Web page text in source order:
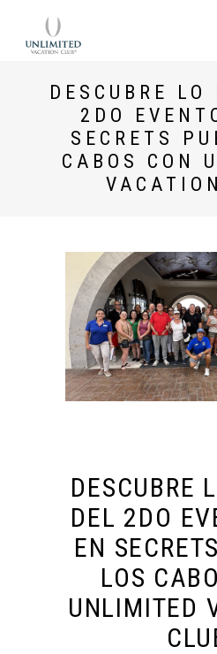
DESCUBRE LO
2DO
SECRETS
CABOS CON
DESCUBRE
DEL 2DO
EN
LOS
UNLIMITED